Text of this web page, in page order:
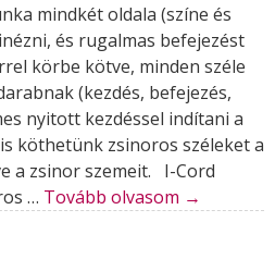
mindkét oldala (színe és
és rugalmas befejezést
körbe kötve, minden széle
(kezdés, befejezés,
nyitott kezdéssel indítani a
köthetünk zsinoros széleket a
a zsinor szemeit. I-Cord
… Tovább olvasom →